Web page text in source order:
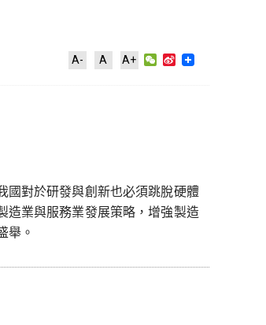
A- A A+ WeChat
Sina
國對於研發與創新也必須跳脫硬體
造業與服務業發展策略，增強製造
舉。